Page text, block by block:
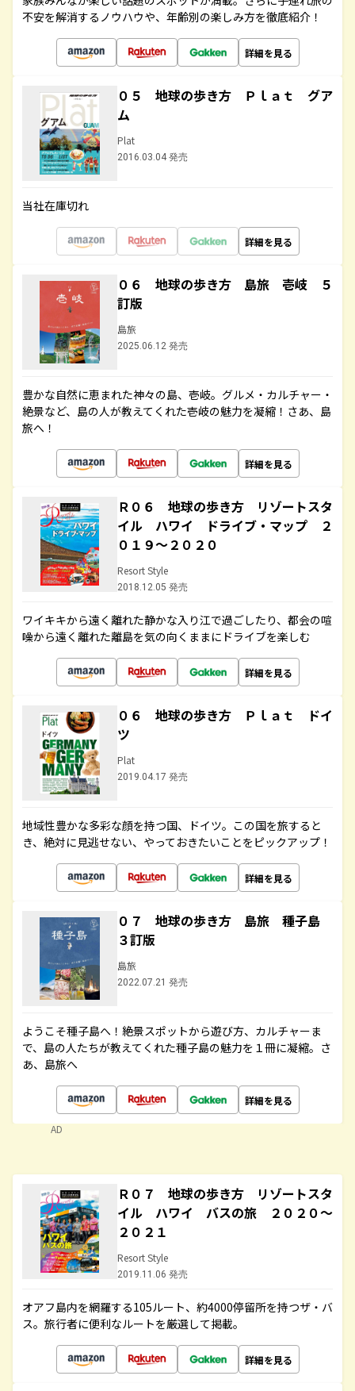
不安を解消するノウハウや、年齢別の楽しみ方を徹底紹介！
詳細を見る
０５ 地球の歩き方 Ｐｌａｔ グア
ム
Plat
2016.03.04 発売
当社在庫切れ
詳細を見る
０６ 地球の歩き方 島旅 壱岐 ５
訂版
島旅
2025.06.12 発売
豊かな自然に恵まれた神々の島、壱岐。グルメ・カルチャー・
絶景など、島の人が教えてくれた壱岐の魅力を凝縮！さあ、島
旅へ！
詳細を見る
Ｒ０６ 地球の歩き方 リゾートスタ
イル ハワイ ドライブ・マップ ２
０１９～２０２０
Resort Style
2018.12.05 発売
ワイキキから遠く離れた静かな入り江で過ごしたり、都会の喧
噪から遠く離れた離島を気の向くままにドライブを楽しむ
詳細を見る
０６ 地球の歩き方 Ｐｌａｔ ドイ
ツ
Plat
2019.04.17 発売
地域性豊かな多彩な顔を持つ国、ドイツ。この国を旅すると
き、絶対に見逃せない、やっておきたいことをピックアップ！
詳細を見る
０７ 地球の歩き方 島旅 種子島
３訂版
島旅
2022.07.21 発売
ようこそ種子島へ！絶景スポットから遊び方、カルチャーま
で、島の人たちが教えてくれた種子島の魅力を１冊に凝縮。さ
あ、島旅へ
詳細を見る
AD
Ｒ０７ 地球の歩き方 リゾートスタ
イル ハワイ バスの旅 ２０２０～
２０２１
Resort Style
2019.11.06 発売
オアフ島内を網羅する105ルート、約4000停留所を持つザ・バ
ス。旅行者に便利なルートを厳選して掲載。
詳細を見る